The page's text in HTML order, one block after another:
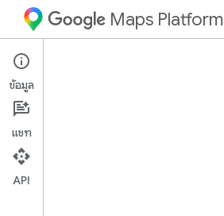
Maps Platform
Maps URLs
คำแนะนำ
ข้อมูล
แชท
API